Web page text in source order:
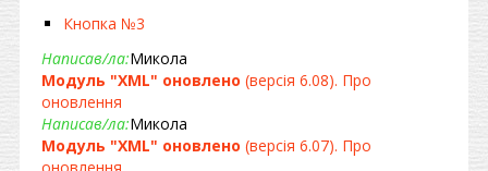
Кнопка №3
Написав/ла:Микола
Модуль "XML" оновлено (версія 6.08). Про
оновлення
Написав/ла:Микола
Модуль "XML" оновлено (версія 6.07). Про